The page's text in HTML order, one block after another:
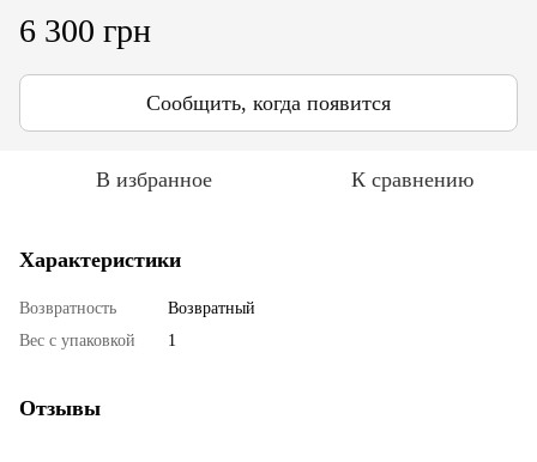
6 300 грн
Сообщить, когда появится
В избранное К сравнению
Характеристики
Возвратность
Возвратный
Вес с упаковкой
1
Отзывы